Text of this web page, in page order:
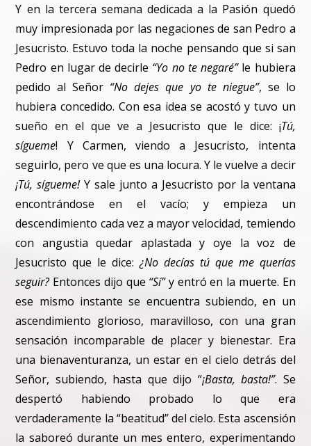
Y en la tercera semana dedicada a la Pasión quedó
muy impresionada por las negaciones de san Pedro a
Jesucristo. Estuvo toda la noche pensando que si san
Pedro en lugar de decirle “Yo no te negaré”le hubiera
pedido al Señor “No dejes que yo te niegue”, se lo
hubiera concedido. Con esa idea se acostó y tuvo un
sueño en el que ve a Jesucristo que le dice: ¡Tú,
sígueme! Y Carmen, viendo a Jesucristo, intenta
seguirlo, pero ve que es una locura. Y le vuelve a decir
¡Tú, sígueme!Y sale junto a Jesucristo por la ventana
encontrándose en el vacío; y empieza un
descendimiento cada vez a mayor velocidad, temiendo
con angustia quedar aplastada y oye la voz de
Jesucristo que le dice:¿No decías tú que me querías
seguir?Entonces dijo que “Sí”y entró en la muerte. En
ese mismo instante se encuentra subiendo, en un
ascendimiento glorioso, maravilloso, con una gran
sensación incomparable de placer y bienestar. Era
una bienaventuranza, un estar en el cielo detrás del
Señor, subiendo, hasta que dijo “¡Basta, basta!”. Se
despertó habiendo probado lo que era
verdaderamente la “beatitud” del cielo. Esta ascensión
la saboreó durante un mes entero, experimentando